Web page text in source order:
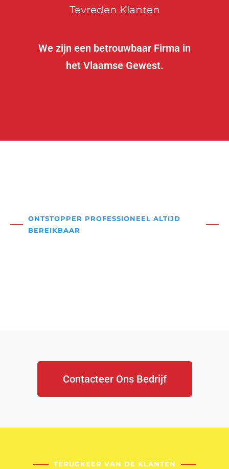
Tevreden Klanten
We zijn een betrouwbaar Firma in
het Vlaamse Gewest.
ONTSTOPPER PROFESSIONEEL ALTIJD
BEREIKBAAR
Contacteer Ons Bedrijf
TERUGKEER VAN DE KLANTEN